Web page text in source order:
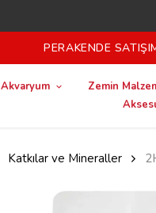
PERAKENDE
Akvaryum Zemin
Katkılar ve Mineraller